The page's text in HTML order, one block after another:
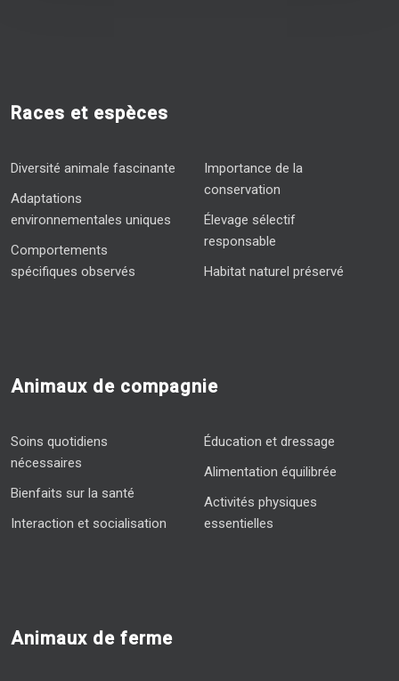
Races et espèces
Diversité animale fascinante
Adaptations
environnementales uniques
Comportements
spécifiques observés
Importance de la
conservation
Élevage sélectif
responsable
Habitat naturel préservé
Animaux de compagnie
Soins quotidiens
nécessaires
Bienfaits sur la santé
Interaction et socialisation
Éducation et dressage
Alimentation équilibrée
Activités physiques
essentielles
Animaux de ferme